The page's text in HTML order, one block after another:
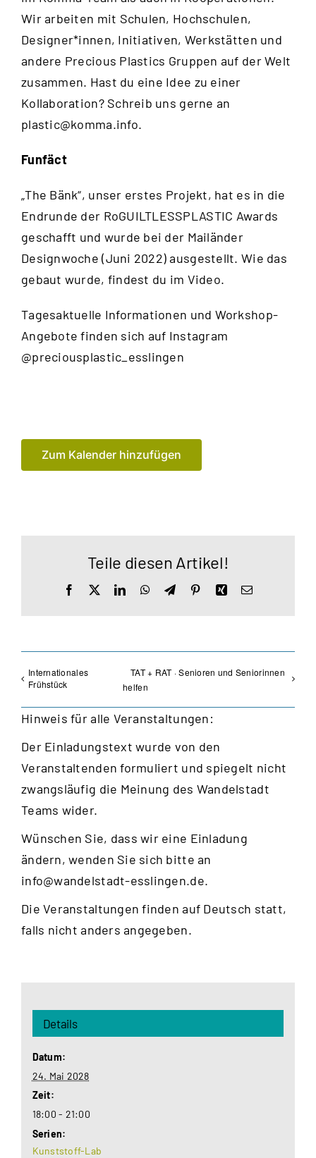
Wir arbeiten mit Schulen, Hochschulen,
Designer*innen, Initiativen, Werkstätten und
andere Precious Plastics Gruppen auf der Welt
zusammen. Hast du eine Idee zu einer
Kollaboration? Schreib uns gerne an
plastic@komma.info.
Funfäct
„The Bänk“, unser erstes Projekt, hat es in die
Endrunde der RoGUILTLESSPLASTIC Awards
geschafft und wurde bei der Mailänder
Designwoche (Juni 2022) ausgestellt. Wie das
gebaut wurde, findest du im Video.
Tagesaktuelle Informationen und Workshop-
Angebote finden sich auf Instagram
@preciousplastic_esslingen
Zum Kalender hinzufügen
Teile diesen Artikel!
Facebook LinkedInWhatsApp
TelegramPinterestXingE-
Internationales
Frühstück
TAT + RAT · Senioren und Seniorinnen
helfen
Hinweis für alle Veranstaltungen:
Der Einladungstext wurde von den
Veranstaltenden formuliert und spiegelt nicht
zwangsläufig die Meinung des Wandelstadt
Teams wider.
Wünschen Sie, dass wir eine Einladung
ändern, wenden Sie sich bitte an
info@wandelstadt-esslingen.de.
Die Veranstaltungen finden auf Deutsch statt,
falls nicht anders angegeben.
Details
Datum:
24. Mai 2028
Zeit:
18:00 - 21:00
Serien:
Kunststoff-Lab